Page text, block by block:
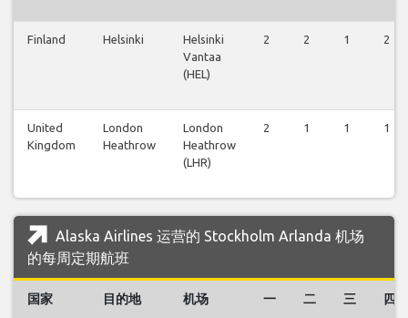
Finland Helsinki
Helsinki
Vantaa
(HEL)
2 2 1 2
United
Kingdom
London
Heathrow
London
Heathrow
(LHR)
2 1 1 1
Alaska Airlines 运营的 Stockholm Arlanda 机场
的每周定期航班
国家 目的地 机场 一 二 三 四